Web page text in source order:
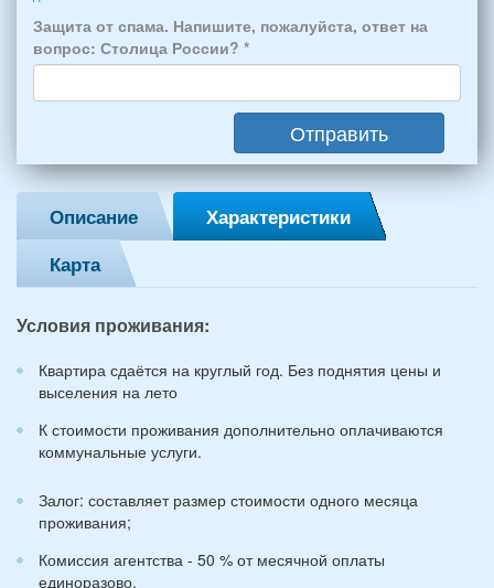
*
человек:
4
взрослых
и
2
детей
(возраст
и
лет):
Защита от спама. Напишите, пожалуйста, ответ на
вопрос: Столица России? *
Отправить
Описание
Характеристики
Карта
Условия проживания:
Квартира сдаётся на круглый год. Без поднятия цены и
выселения на лето
К стоимости проживания дополнительно оплачиваются
коммунальные услуги.
Залог: составляет размер стоимости одного месяца
проживания;
Комиссия агентства - 50 % от месячной оплаты
единоразово.